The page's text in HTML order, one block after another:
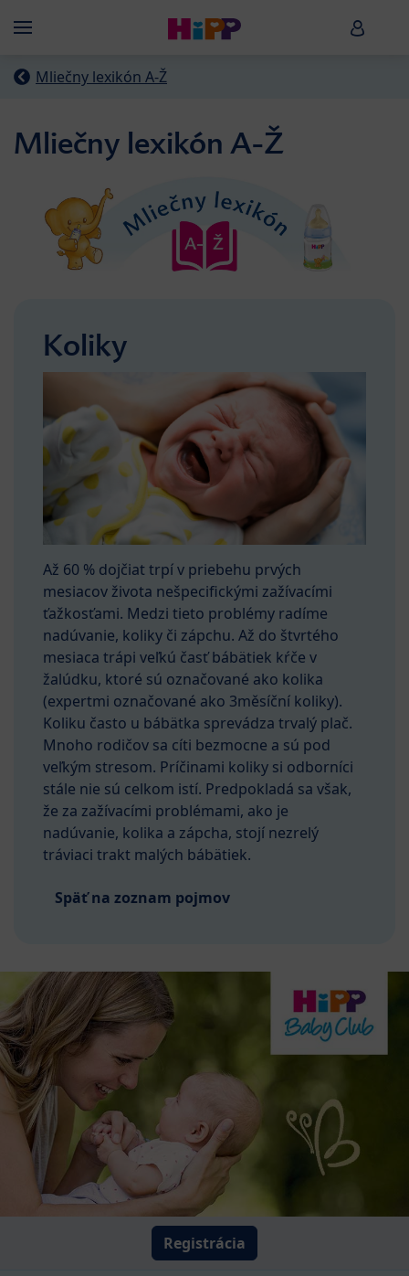
Menü HiPP
Mliečny lexikón A-Ž
Mliečny lexikón A-Ž
Koliky
Až 60 % dojčiat trpí v priebehu prvých
mesiacov života nešpecifickými zažívacími
ťažkosťami. Medzi tieto problémy radíme
nadúvanie, koliky či zápchu. Až do štvrtého
mesiaca trápi veľkú časť bábätiek kŕče v
žalúdku, ktoré sú označované ako kolika
(expertmi označované ako 3měsíční koliky).
Koliku často u bábätka sprevádza trvalý plač.
Mnoho rodičov sa cíti bezmocne a sú pod
veľkým stresom. Príčinami koliky si odborníci
stále nie sú celkom istí. Predpokladá sa však,
že za zažívacími problémami, ako je
nadúvanie, kolika a zápcha, stojí nezrelý
tráviaci trakt malých bábätiek.
Späť na zoznam pojmov
Registrácia